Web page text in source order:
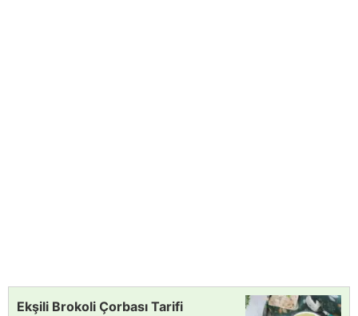
Ekşili Brokoli Çorbası Tarifi